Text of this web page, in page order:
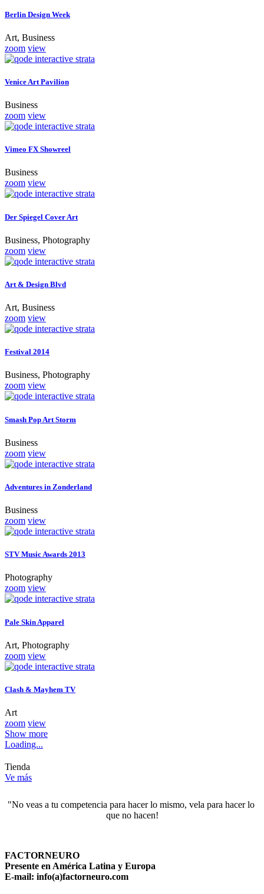
Berlin Design Week
Art, Business
zoom view
Venice Art Pavilion
Business
zoom view
Vimeo FX Showreel
Business
zoom view
Der Spiegel Cover Art
Business, Photography
zoom view
Art & Design Blvd
Art, Business
zoom view
Festival 2014
Business, Photography
zoom view
Smash Pop Art Storm
Business
zoom view
Adventures in Zonderland
Business
zoom view
STV Music Awards 2013
Photography
zoom view
Pale Skin Apparel
Art, Photography
zoom view
Clash & Mayhem TV
Art
zoom view
Show more
Loading...
Tienda
Ve más
"No veas a tu competencia para hacer lo mismo, vela para hacer lo
que no hacen!
FACTORNEURO
Presente en América Latina y Europa
E-mail: info(a)factorneuro.com